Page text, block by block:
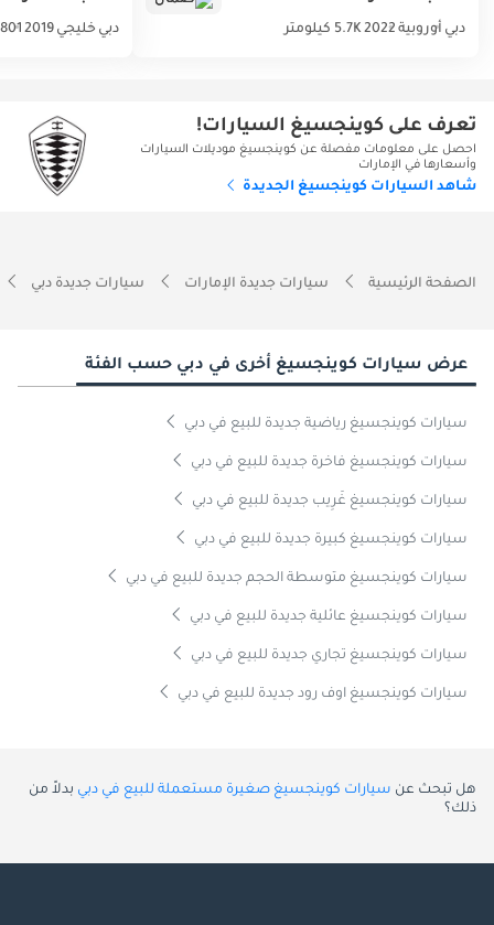
دبي أوروبية 20225.7K كيلومتر دبي خليجي 2019 801 كيلومتر
تعرف على كوينجسيغ السيارات!
احصل على معلومات مفصلة عن كوينجسيغ موديلات السيارات
وأسعارها في الإمارات
شاهد السيارات كوينجسيغ الجديدة
الصفحة الرئيسية سيارات جديدة الإمارات سيارات جديدة دبي
عرض سيارات كوينجسيغ أخرى في دبي حسب الفئة
سيارات كوينجسيغ رياضية جديدة للبيع في دبي
سيارات كوينجسيغ فاخرة جديدة للبيع في دبي
سيارات كوينجسيغ غَرِيب جديدة للبيع في دبي
سيارات كوينجسيغ كبيرة جديدة للبيع في دبي
سيارات كوينجسيغ متوسطة الحجم جديدة للبيع في دبي
سيارات كوينجسيغ عائلية جديدة للبيع في دبي
سيارات كوينجسيغ تجاري جديدة للبيع في دبي
سيارات كوينجسيغ اوف رود جديدة للبيع في دبي
هل تبحث عن سيارات كوينجسيغ صغيرة مستعملة للبيع في دبي بدلاً من
ذلك؟